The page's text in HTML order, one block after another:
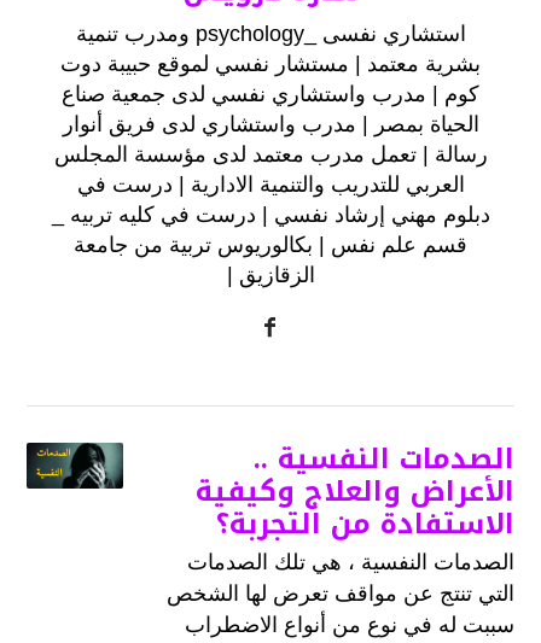
استشاري نفسى _psychology ومدرب تنمية
بشرية معتمد | مستشار نفسي لموقع حبيبة دوت
كوم | مدرب واستشاري نفسي‏ لدى ‏جمعية صناع
الحياة بمصر | ‏مدرب واستشاري‏ لدى فريق أنوار
رسالة | تعمل مدرب معتمد‏ لدى ‏مؤسسة المجلس
العربي للتدريب والتنمية الادارية | درست في
‏دبلوم مهني إرشاد نفسي‏ | درست في ‏كليه تربيه _
قسم علم نفس‏ | بكالوريوس تربية من ‏جامعة
الزقازيق‏ |
الصدمات النفسية ..
الأعراض والعلاج وكيفية
الاستفادة من التجربة؟
الصدمات النفسية ، هي تلك الصدمات
التي تنتج عن مواقف تعرض لها الشخص
سببت له في نوع من أنواع الاضطراب